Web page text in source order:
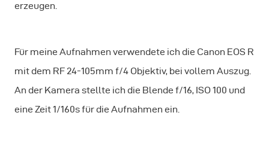
erzeugen.
Für meine Aufnahmen verwendete ich die Canon EOS R
mit dem RF 24-105mm f/4 Objektiv, bei vollem Auszug.
An der Kamera stellte ich die Blende f/16, ISO 100 und
eine Zeit 1/160s für die Aufnahmen ein.